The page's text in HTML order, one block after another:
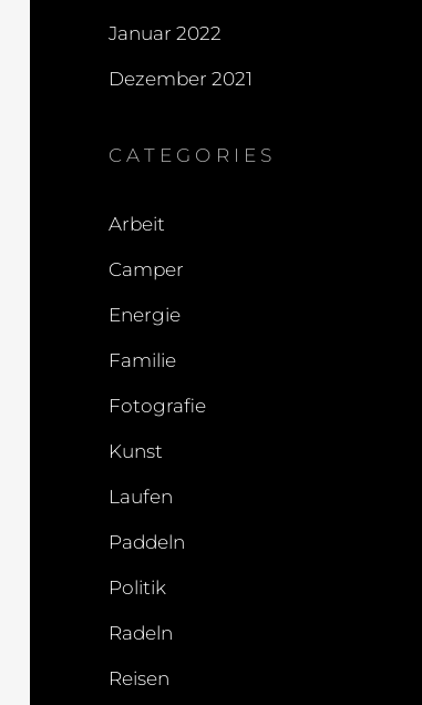
Januar 2022
Dezember 2021
CATEGORIES
Arbeit
Camper
Energie
Familie
Fotografie
Kunst
Laufen
Paddeln
Politik
Radeln
Reisen